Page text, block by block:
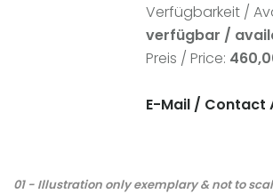
Verfügbarkeit /
verfügbar /
Preis / Price:
E-Mail / Contact
01 - Illustration only exemplary & not to